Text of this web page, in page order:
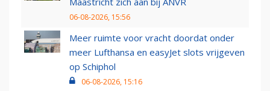
06-08-2026, 15:56
Meer ruimte voor vracht doordat onder
meer Lufthansa en easyJet slots vrijgeven
op Schiphol
06-08-2026, 15:16